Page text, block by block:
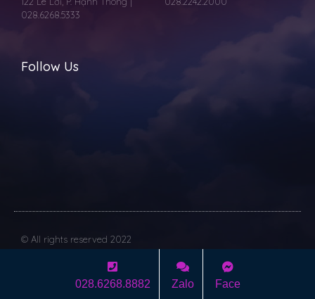
028.6268.5333
Follow Us
© All rights reserved 2022
028.6268.8882 Zalo Face